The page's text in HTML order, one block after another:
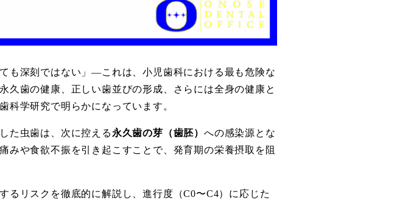
も深刻ではない」—これは、小児歯科における最も危険な
久歯の健康、正しい歯並びの形成、さらには全身の健康と
科学研究で明らかになっています。
た虫歯は、次に控える 永久歯の芽（歯胚）への感染源とな
みや食欲不振を引き起こすことで、発育期の栄養摂取を阻
るリスクを徹底的に解説し、進行度（C0〜C4）に応じた